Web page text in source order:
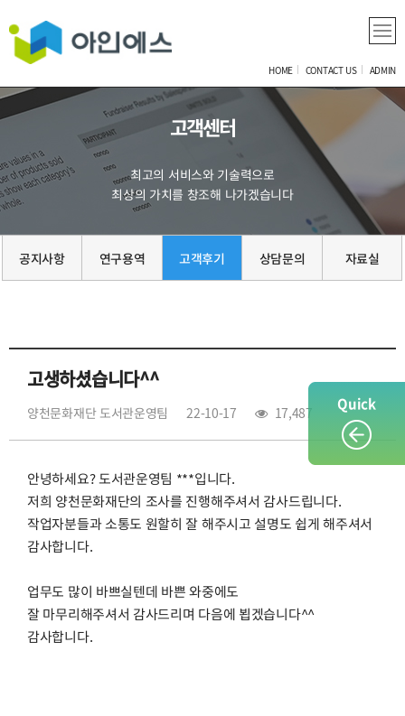
HOME CONTACT US ADMIN
고객센터
최고의 서비스와 기술력으로
최상의 가치를 창조해 나가겠습니다
공지사항 연구용역 고객후기 상담문의 자료실
고생하셨습니다^^
양천문화재단 도서관운영팀 22-10-17 17,487
안녕하세요? 도서관운영팀 ***입니다.
저희 양천문화재단의 조사를 진행해주셔서 감사드립니다.
작업자분들과 소통도 원할히 잘 해주시고 설명도 쉽게 해주셔서
감사합니다.
업무도 많이 바쁘실텐데 바쁜 와중에도
잘 마무리해주셔서 감사드리며 다음에 뵙겠습니다^^
감사합니다.
Quick